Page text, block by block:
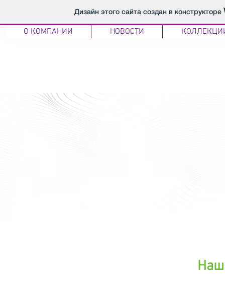
Дизайн этого сайта создан в конструкторе
О КОМПАНИИ НОВОСТИ